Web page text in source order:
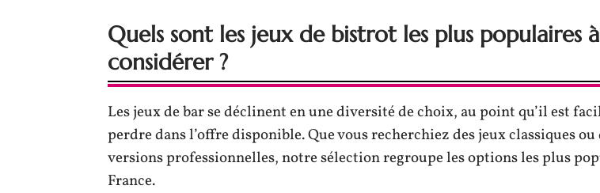
Quels sont les jeux de bistrot les plus populaires à
considérer ?
Les jeux de bar se déclinent en une diversité de choix, au point qu’il est
perdre dans l’offre disponible. Que vous recherchiez des jeux classiques ou
versions professionnelles, notre sélection regroupe les options les plus
France.